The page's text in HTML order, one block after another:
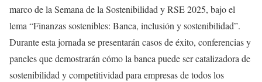
marco de la Semana de la Sostenibilidad y RSE 2025, bajo el
lema “Finanzas sostenibles: Banca, inclusión y sostenibilidad”.
Durante esta jornada se presentarán casos de éxito, conferencias y
paneles que demostrarán cómo la banca puede ser catalizadora de
sostenibilidad y competitividad para empresas de todos los